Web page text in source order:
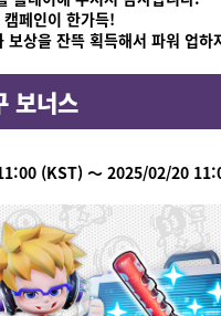
시즌 정보
공지사항
영상
Language
페인이 한가득!
보상을 잔뜩 획득해서 파워 업하
보너스
(KST) ～ 2025/02/20